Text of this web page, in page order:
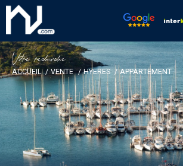
Vore recece
ACCUEIL VENTE HYERES APPARTEMENT